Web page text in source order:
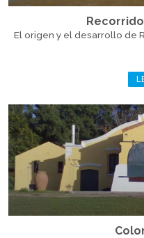
El origen y el desarrollo de